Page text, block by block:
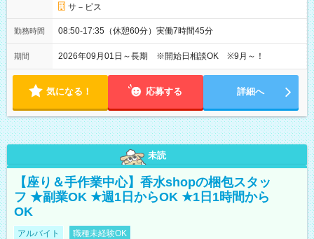
サ－ビス
勤務時間 08:50-17:35（休憩60分）実働7時間45分
期間 2026年09月01日～長期 ※開始日相談OK ※9月～！
気になる！ 応募する 詳細へ
未読
【座り＆手作業中心】香水shopの梱包スタッ
フ ★副業OK ★週1日からOK ★1日1時間から
OK
アルバイト 職種未経験OK